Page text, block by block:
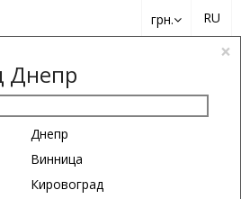
×
Днепр
Днепр
Винница
Кировоград
грн. RU